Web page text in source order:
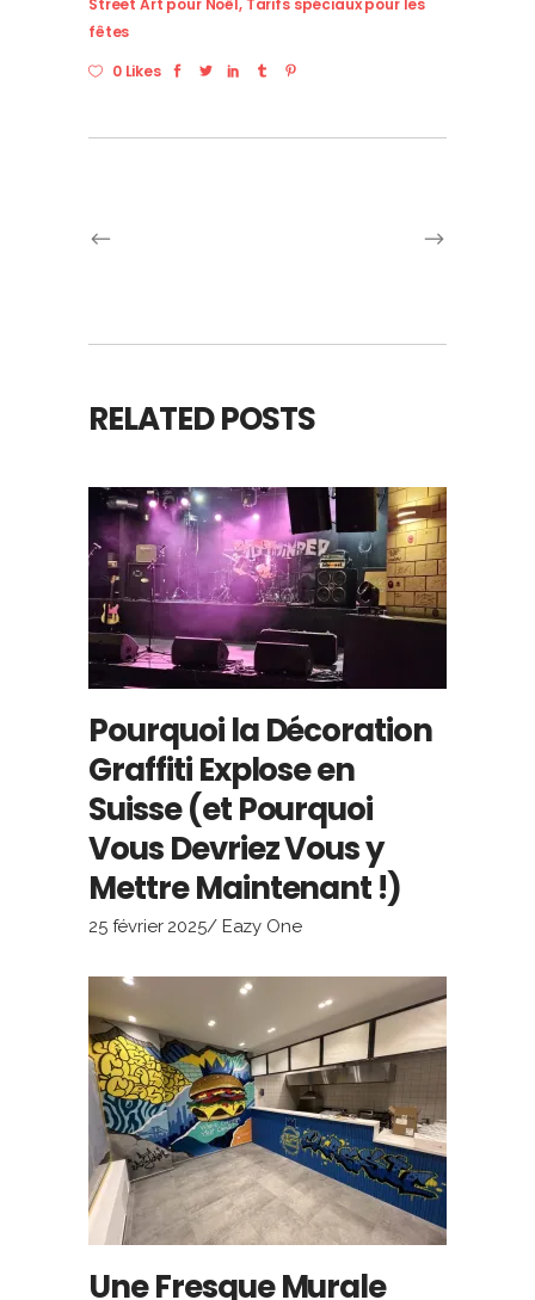
Street Art pour Noël, Tarifs spéciaux pour les
fêtes
0 Likes
RELATED POSTS
Pourquoi la Décoration
Graffiti Explose en
Suisse (et Pourquoi
Vous Devriez Vous y
Mettre Maintenant !)
25 février 2025 Eazy One
Une Fresque Murale